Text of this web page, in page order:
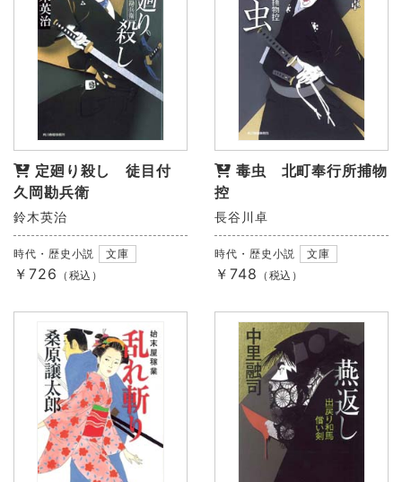
定廻り殺し 徒目付
久岡勘兵衛
鈴木英治
時代・歴史小説 文庫
￥726 （税込）
毒虫 北町奉行所捕物
控
長谷川卓
時代・歴史小説 文庫
￥748 （税込）